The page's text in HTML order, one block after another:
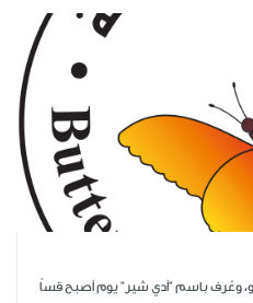
وعُرف باسم "أدي شير" يوم أصبح قساً